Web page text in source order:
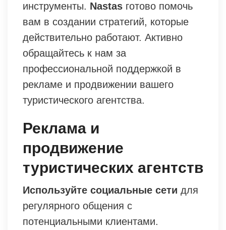
инструменты. Nastas готово помочь
вам в создании стратегий, которые
действительно работают. Активно
обращайтесь к нам за
профессиональной поддержкой в
рекламе и продвижении вашего
туристического агентства.
Реклама и
продвижение
туристических агентств
Используйте социальные сети для
регулярного общения с
потенциальными клиентами.